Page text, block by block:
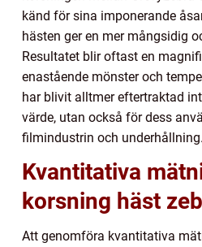
känd för sina imponerande
hästen ger en mer mångsidig
Resultatet blir oftast en
enastående mönster och
har blivit alltmer eftertraktad
värde, utan också för dess
filmindustrin och underhållning.
Kvantitativa
korsning häst
Att genomföra kvantitativa